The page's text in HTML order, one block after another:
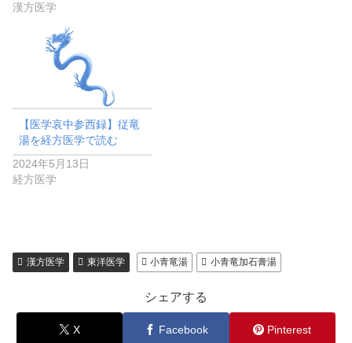
漢方医学
【医学哀中参西録】従竜
湯を経方医学で読む
2024年5月13日
経方医学
漢方医学 東洋医学 小青竜湯 小青竜加石膏湯
シェアする
X Facebook Pinterest